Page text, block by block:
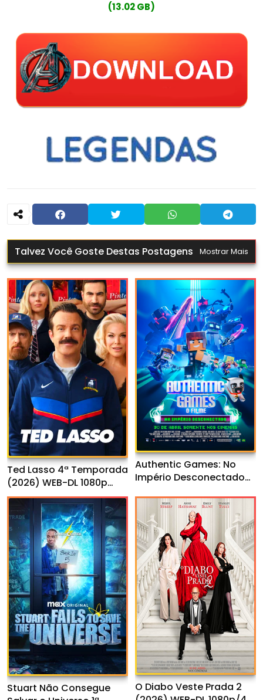
(13.02 GB)
Talvez Você Goste Destas Postagens Mostrar Mais
Ted Lasso 4ª Temporada
(2026) WEB-DL 1080p
Dual Áudio
Authentic Games: No
Império Desconectado
Nacional
Stuart Não Consegue
O Diabo Veste Prada 2